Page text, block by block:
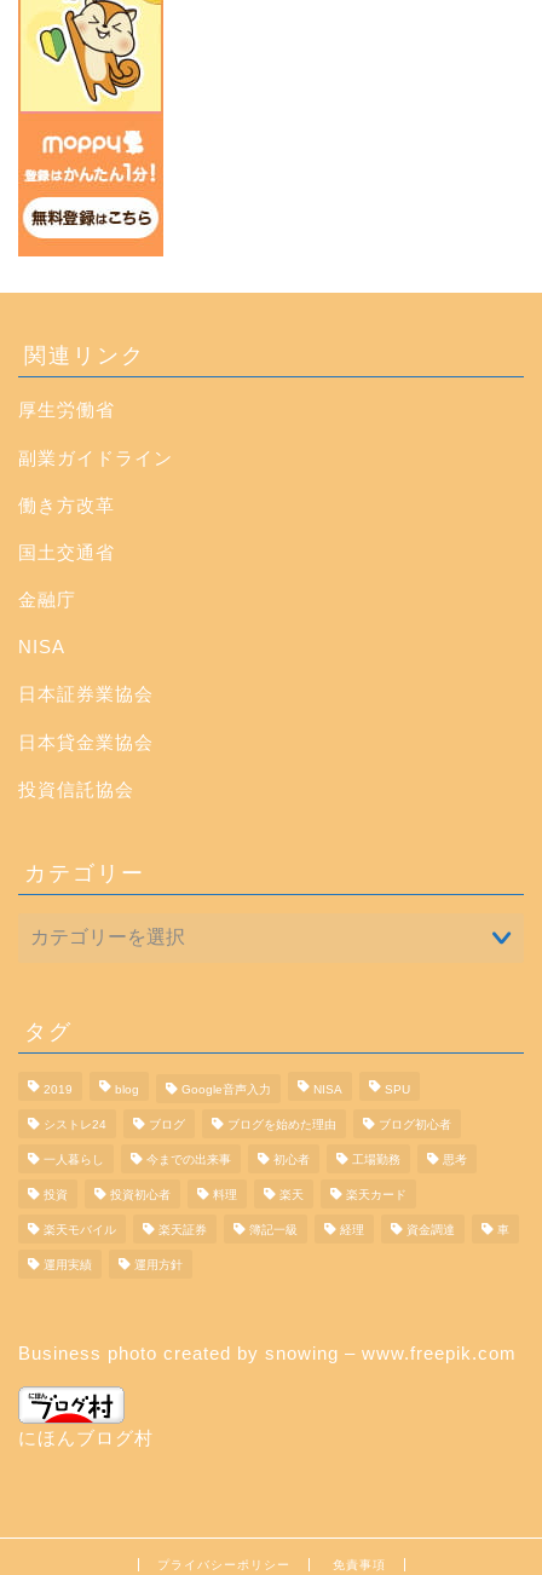
関連リンク
厚生労働省
副業ガイドライン
働き方改革
国土交通省
金融庁
NISA
日本証券業協会
日本貸金業協会
投資信託協会
カテゴリー
タグ
2019 blog Google音声入力 NISA SPU
シストレ24 ブログ ブログを始めた理由 ブログ初心者
一人暮らし 今までの出来事 初心者 工場勤務 思考
投資 投資初心者 料理 楽天 楽天カード
楽天モバイル 楽天証券 簿記一級 経理 資金調達 車
運用実績 運用方針
Business photo created by snowing – www.freepik.com
にほんブログ村
プライバシーポリシー 免責事項